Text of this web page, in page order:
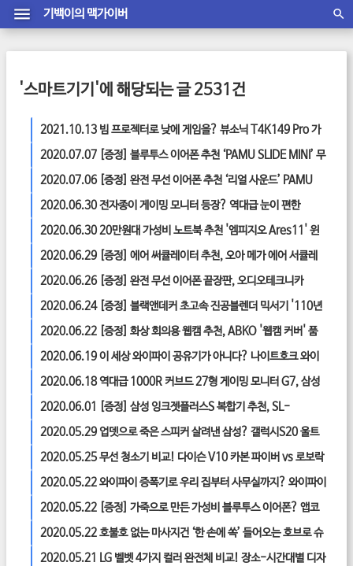
기백이의 맥가이버
'스마트기기'에 해당되는 글 2531건
2021.10.13 빔 프로젝터로 낮에 게임을? 뷰소닉 T4K149 Pro 가
성비 프로젝터 리뷰
2020.07.07 [증정] 블루투스 이어폰 추천 ‘PAMU SLIDE MINI’ 무
선 이어폰 직접 들어본 소감은?
2020.07.06[증정] 완전 무선 이어폰 추천 ‘리얼 사운드’ PAMU
SLIDE MINI 블루투스 이어폰
2020.06.30전자종이 게이밍 모니터 등장? 역대급 눈이 편한
BenQ EX2780Q 아이케어 무결점
2020.06.3020만원대 가성비 노트북 추천 '엠피지오 Ares11' 윈
도우 탑재 초저가 노트북
2020.06.29 [증정] 에어 써큘레이터 추천, 오아 메가 에어 서큘레
이터 공기순환기 리얼 후기!
2020.06.26[증정] 완전 무선 이어폰 끝장판, 오디오테크니카
ATH-CK3TW 가성비 이어폰 TWS 리얼 후기!
2020.06.24[증정] 블랙앤데커 초고속 진공블렌더 믹서기 '110년
역사' 담긴 국내 최고 속도 믹서기 리얼 후기!
2020.06.22 [증정] 화상 회의용 웹캠 추천, ABKO '웹캠 커버' 품
은 화상캠 방송용캠 리얼 후기
2020.06.19이 세상 와이파이 공유기가 아니다? 나이트호크 와이
파이6 공유기 RAX200 리얼 후기!
2020.06.18역대급 1000R 커브드 27형 게이밍 모니터 G7, 삼성
전자 사고치다?! C27G75T 오디세이 리얼 후기
2020.06.01
[증정] 삼성 잉크젯플러스S 복합기 추천, SL-
T1670W 에어 프린트 무선으로 편하고 빠르게
2020.05.29 업뎃으로 죽은 스피커 살려낸 삼성? 갤럭시S20 울트
라 스피커 ‘블라인드 테스트’ 2
2020.05.25무선 청소기 비교! 다이슨 V10 카본 파이버 vs 로보락
H6 진짜 ‘가성비’ 무선청소기는?
2020.05.22와이파이 증폭기로 우리 집부터 사무실까지? 와이파이
6 증폭기 ‘넷기어 EAX20’
2020.05.22 [증정] 가죽으로 만든 가성비 블루투스 이어폰? 앱코
비토닉 E100 무선 이어폰 리얼 후기!
2020.05.22호불호 없는 마사지건 ‘한 손에 쏙’ 들어오는 호브로 슈
퍼 미니 마사지건 리얼 후기!
2020.05.21
LG 벨벳 4가지 컬러 완전체 비교! 장소-시간대별 디자